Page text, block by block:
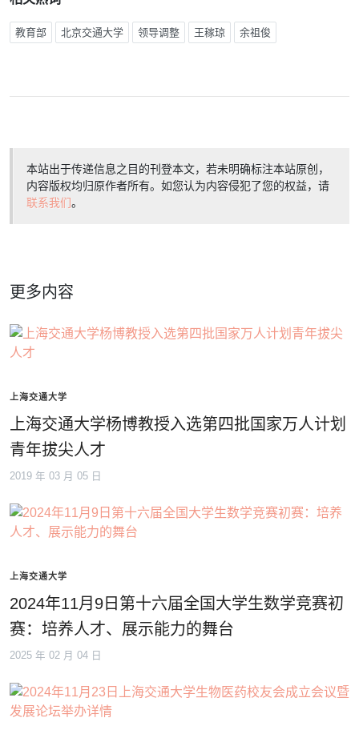
教育部 北京交通大学 领导调整 王稼琼 余祖俊
本站出于传递信息之目的刊登本文，若未明确标注本站原创，
内容版权均归原作者所有。如您认为内容侵犯了您的权益，请
联系我们。
更多内容
上海交通大学
上海交通大学杨博教授入选第四批国家万人计划
青年拔尖人才
2019 年 03 月 05 日
上海交通大学
2024年11月9日第十六届全国大学生数学竞赛初
赛：培养人才、展示能力的舞台
2025 年 02 月 04 日